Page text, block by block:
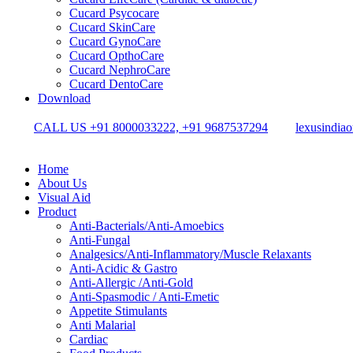
Cucard Psycocare
Cucard SkinCare
Cucard GynoCare
Cucard OpthoCare
Cucard NephroCare
Cucard DentoCare
Download
CALL US +91 8000033222, +91 9687537294
Home
About Us
Visual Aid
Product
Anti-Bacterials/Anti-Amoebics
Anti-Fungal
Analgesics/Anti-Inflammatory/Muscle Relaxants
Anti-Acidic & Gastro
Anti-Allergic /Anti-Gold
Anti-Spasmodic / Anti-Emetic
Appetite Stimulants
Anti Malarial
Cardiac